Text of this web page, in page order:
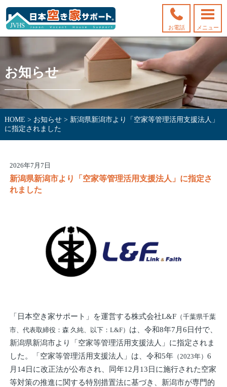
メニュー
お電話
お知らせ
HOME > お知らせ> 新潟県新潟市より「空家等管理活用支援法人」
に指定されました
2026年7月7日
新潟県新潟市より「空家等管理活用支援法人」に指定さ
れました
「日本空き家サポート」を運営する株式会社L&F（千葉県千葉
市、代表取締役：森 久純、以下：L&F） は、令和8年7月6日付で、
新潟県新潟市より「空家等管理活用支援法人」に指定されま
した。「空家等管理活用支援法人」は、令和5年（2023年） 6
月14日に改正法が公布され、同年12月13日に施行された空家
等対策の推進に関する特別措置法に基づき、新潟市が専門的